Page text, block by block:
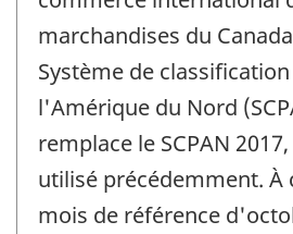
-
marchandises du
Système de
l'Amérique du Nord
remplace le SCPAN
utilisé précédemment. À
mois de référence